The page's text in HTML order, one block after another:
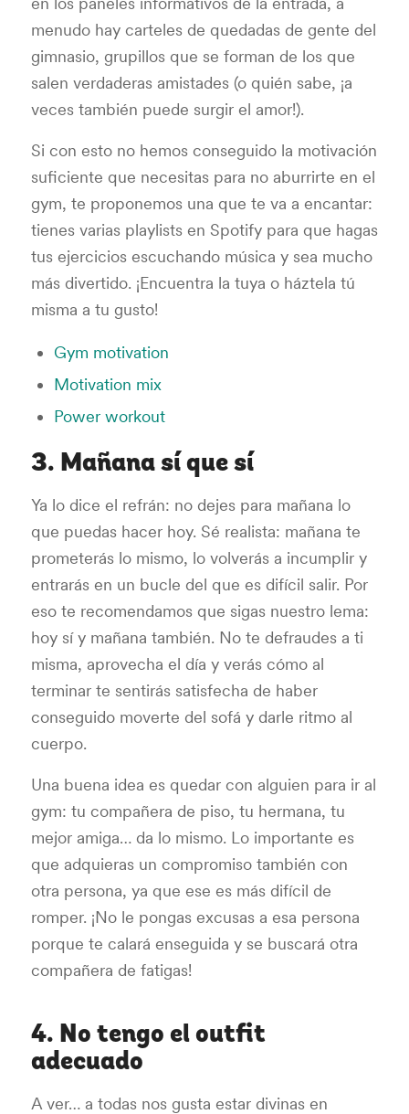
menudo hay carteles de quedadas de gente del
gimnasio, grupillos que se forman de los que
salen verdaderas amistades (o quién sabe, ¡a
veces también puede surgir el amor!).
Si con esto no hemos conseguido la motivación
suficiente que necesitas para no aburrirte en el
gym, te proponemos una que te va a encantar:
tienes varias playlists en Spotify para que hagas
tus ejercicios escuchando música y sea mucho
más divertido. ¡Encuentra la tuya o háztela tú
misma a tu gusto!
Gym motivation
Motivation mix
Power workout
3. Mañana sí que sí
Ya lo dice el refrán: no dejes para mañana lo
que puedas hacer hoy. Sé realista: mañana te
prometerás lo mismo, lo volverás a incumplir y
entrarás en un bucle del que es difícil salir. Por
eso te recomendamos que sigas nuestro lema:
hoy sí y mañana también. No te defraudes a ti
misma, aprovecha el día y verás cómo al
terminar te sentirás satisfecha de haber
conseguido moverte del sofá y darle ritmo al
cuerpo.
Una buena idea es quedar con alguien para ir al
gym: tu compañera de piso, tu hermana, tu
mejor amiga… da lo mismo. Lo importante es
que adquieras un compromiso también con
otra persona, ya que ese es más difícil de
romper. ¡No le pongas excusas a esa persona
porque te calará enseguida y se buscará otra
compañera de fatigas!
4. No tengo el outfit
adecuado
A ver… a todas nos gusta estar divinas en